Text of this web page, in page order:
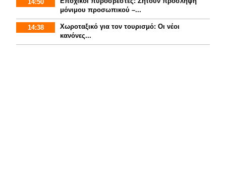
14:50
μόνιμου προσωπικού –...
14:38
Χωροταξικό για τον τουρισμό: Οι νέοι
κανόνες...